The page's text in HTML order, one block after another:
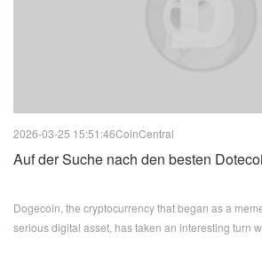
2026-03-25 15:51:46CoinCentral
Auf der Suche nach den besten
Dogecoin, the cryptocurrency that began as a
serious digital asset, has taken an interesting turn